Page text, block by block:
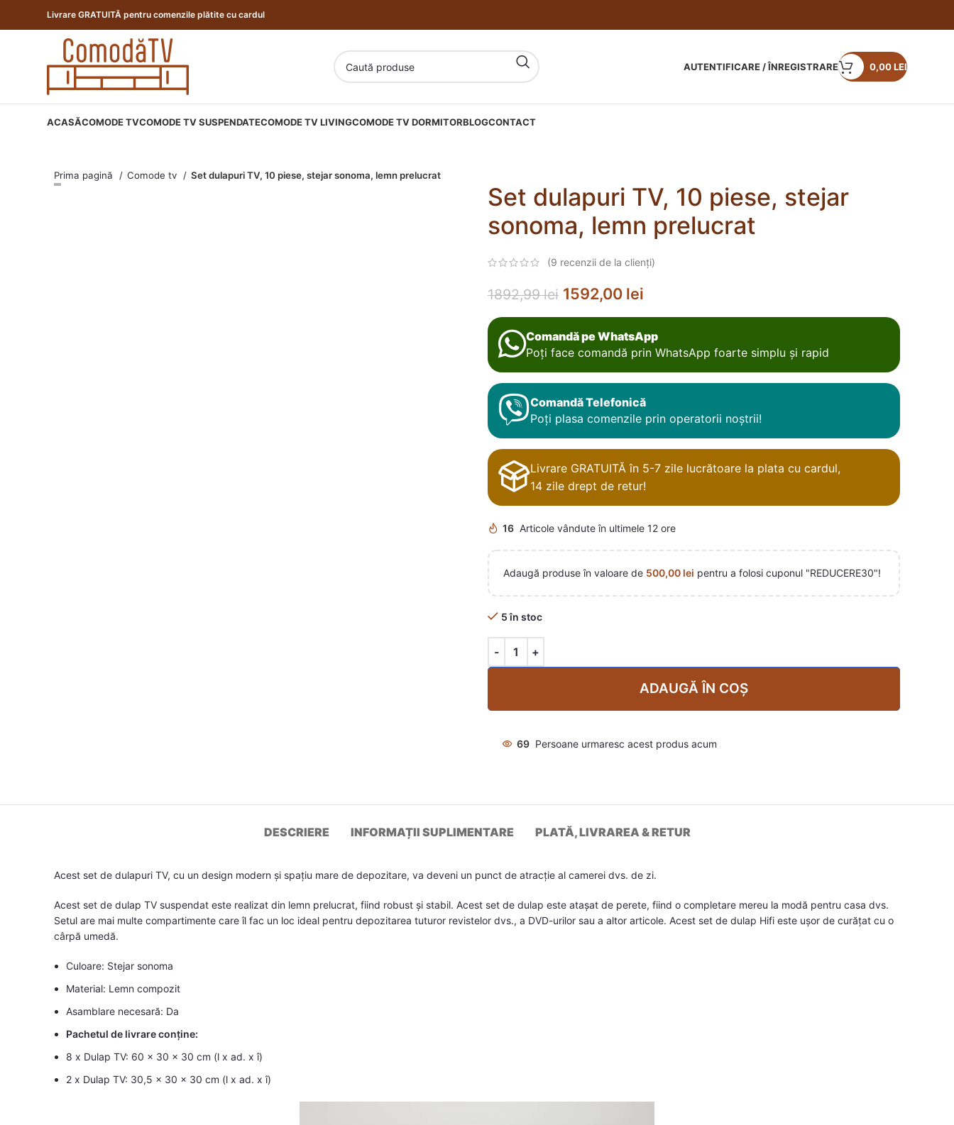
Livrare GRATUITĂ pentru comenzile plătite cu cardul
AUTENTIFICARE / ÎNREGISTRARE 0,00LEI
ACASĂCOMODE TVCOMODE TV SUSPENDATECOMODE TV LIVINGCOMODE TV DORMITORBLOGCONTACT
Prima pagină Comode tv Set dulapuri TV, 10 piese, stejar sonoma, lemn prelucrat
Set dulapuri TV, 10 piese, stejar
sonoma, lemn prelucrat
(9 recenzii de la clienți)
1892,99lei 1592,00 lei
Comandă pe WhatsApp
Poți face comandă prin WhatsApp foarte simplu și rapid
Comandă Telefonică
Poți plasa comenzile prin operatorii noștrii!
Livrare GRATUITĂ în 5-7 zile lucrătoare la plata cu cardul,
14 zile drept de retur!
16 Articole vândute în ultimele 12 ore
Adaugă produse în valoare de 500,00 lei pentru a folosi cuponul "REDUCERE30"!
5 în stoc
ADAUGĂ ÎN COȘ
69 Persoane urmaresc acest produs acum
DESCRIERE INFORMAȚII SUPLIMENTARE PLATĂ, LIVRAREA & RETUR
Acest set de dulapuri TV, cu un design modern și spațiu mare de depozitare, va deveni un punct de atracție al camerei dvs. de zi.
Acest set de dulap TV suspendat este realizat din lemn prelucrat, fiind robust și stabil. Acest set de dulap este atașat de perete, fiind o completare mereu la modă pentru casa dvs.
Setul are mai multe compartimente care îl fac un loc ideal pentru depozitarea tuturor revistelor dvs., a DVD-urilor sau a altor articole. Acest set de dulap Hifi este ușor de curățat cu o
cârpă umedă.
Culoare: Stejar sonoma
Material: Lemn compozit
Asamblare necesară: Da
Pachetul de livrare conține:
8 x Dulap TV: 60 x 30 x 30 cm (l x ad. x î)
2 x Dulap TV: 30,5 x 30 x 30 cm (l x ad. x î)